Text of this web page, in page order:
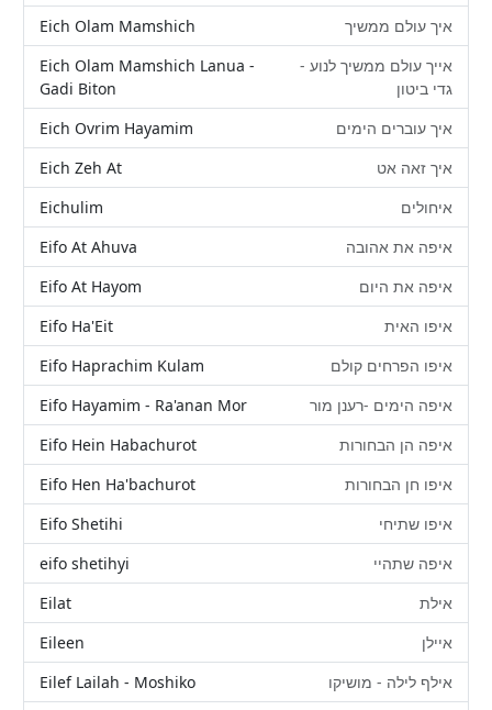
Eich Olam Mamshich
איך עולם ממשיך
Eich Olam Mamshich Lanua -
Gadi Biton
אייך עולם ממשיך לנוע -
גדי ביטון
Eich Ovrim Hayamim
איך עוברים הימים
Eich Zeh At
איך זאה אט
Eichulim
איחולים
Eifo At Ahuva
איפה את אהובה
Eifo At Hayom
איפה את היום
Eifo Ha'Eit
איפו האית
Eifo Haprachim Kulam
איפו הפרחים קולם
Eifo Hayamim - Ra'anan Mor
איפה הימים -רענן מור
Eifo Hein Habachurot
איפה הן הבחורות
Eifo Hen Ha'bachurot
איפו חן הבחורות
Eifo Shetihi
איפו שתיחי
eifo shetihyi
איפה שתהיי
Eilat
אילת
Eileen
איילן
Eilef Lailah - Moshiko
אילף לילה - מושיקו